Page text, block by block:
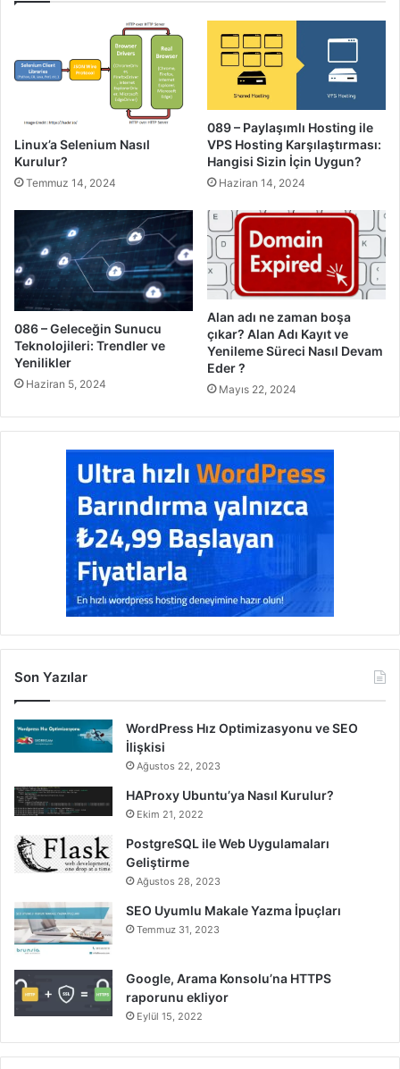
Linux’a Selenium Nasıl
Kurulur?
Temmuz 14, 2024
089 – Paylaşımlı Hosting ile
VPS Hosting Karşılaştırması:
Hangisi Sizin İçin Uygun?
Haziran 14, 2024
086 – Geleceğin Sunucu
Teknolojileri: Trendler ve
Yenilikler
Haziran 5, 2024
Alan adı ne zaman boşa
çıkar? Alan Adı Kayıt ve
Yenileme Süreci Nasıl Devam
Eder ?
Mayıs 22, 2024
Son Yazılar
WordPress Hız Optimizasyonu ve SEO
İlişkisi
Ağustos 22, 2023
HAProxy Ubuntu’ya Nasıl Kurulur?
Ekim 21, 2022
PostgreSQL ile Web Uygulamaları
Geliştirme
Ağustos 28, 2023
SEO Uyumlu Makale Yazma İpuçları
Temmuz 31, 2023
Google, Arama Konsolu’na HTTPS
raporunu ekliyor
Eylül 15, 2022